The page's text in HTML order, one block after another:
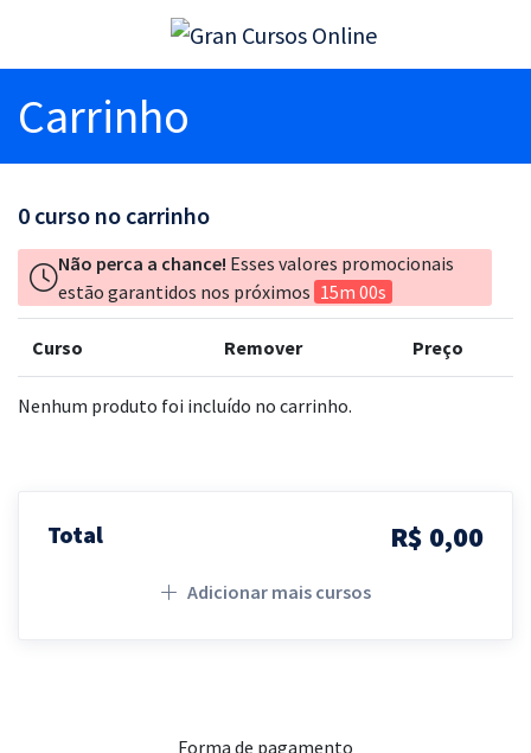
Carrinho
0 curso no carrinho
Não perca a chance! Esses valores promocionais
estão garantidos nos próximos 15m 00s
Curso Remover Preço
Nenhum produto foi incluído no carrinho.
Total R$ 0,00
Adicionar mais cursos
Forma de pagamento